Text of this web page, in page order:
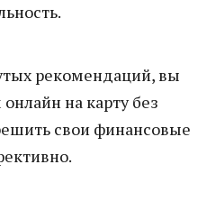
рекомендаций, вы
на карту без
свои финансовые